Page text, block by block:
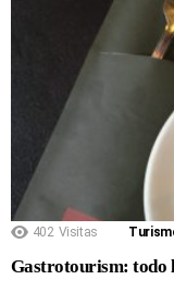
402 Visitas
Gastrotourism: todo